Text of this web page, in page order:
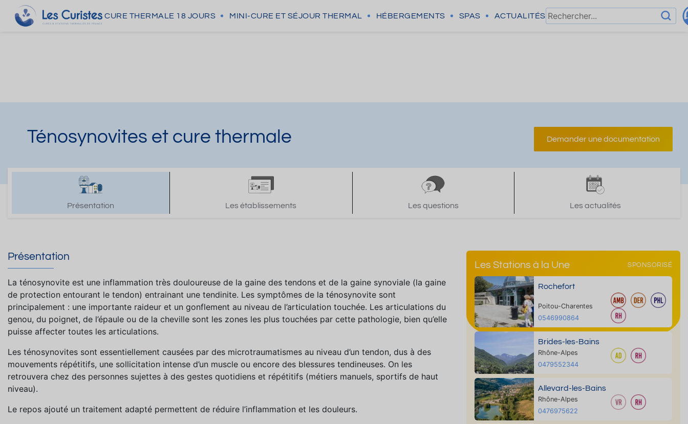
CURE THERMALE 18 JOURS MINI-CURE ET SÉJOUR THERMAL HÉBERGEMENTS SPAS ACTUALITÉS
Ténosynovites et cure thermale Demander une documentation
Présentation Les établissements Les questions Les actualités
Présentation
La ténosynovite est une inflammation très douloureuse de la gaine des tendons et de la gaine synoviale (la gaine
de protection entourant le tendon) entrainant une tendinite. Les symptômes de la ténosynovite sont
principalement : une importante raideur et un gonflement au niveau de l’articulation touchée. Les articulations du
genou, du poignet, de l’épaule ou de la cheville sont les zones les plus touchées par cette pathologie, bien qu’elle
puisse affecter toutes les articulations.
Les ténosynovites sont essentiellement causées par des microtraumatismes au niveau d’un tendon, dus à des
mouvements répétitifs, une sollicitation intense d’un muscle ou encore des blessures tendineuses. On les
retrouvera chez des personnes sujettes à des gestes quotidiens et répétitifs (métiers manuels, sportifs de haut
niveau).
Le repos ajouté un traitement adapté permettent de réduire l’inflammation et les douleurs.
Les Stations à la Une SPONSORISÉ
Rochefort
Poitou-Charentes
0546990864
Brides-les-Bains
Rhône-Alpes
0479552344
Allevard-les-Bains
Rhône-Alpes
0476975622